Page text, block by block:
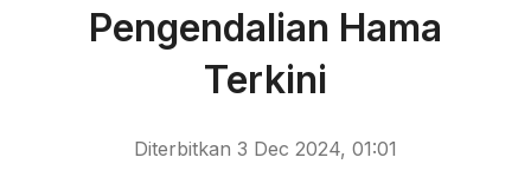
Pengendalian Hama
Terkini
Diterbitkan 3 Dec 2024, 01:01